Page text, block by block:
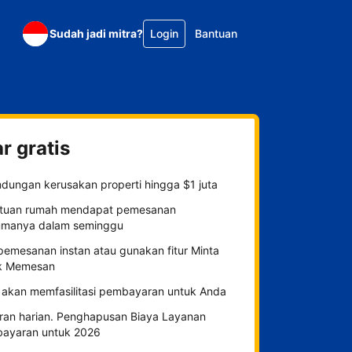
Sudah jadi mitra? Login Bantuan
gratis
kerusakan properti hingga $1 juta
rumah mendapat pemesanan
dalam seminggu
instan atau gunakan fitur Minta
Memesan
akan memfasilitasi pembayaran untuk Anda
harian. Penghapusan Biaya Layanan
untuk 2026